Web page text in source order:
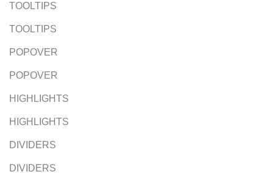
TOOLTIPS
TOOLTIPS
POPOVER
POPOVER
HIGHLIGHTS
HIGHLIGHTS
DIVIDERS
DIVIDERS